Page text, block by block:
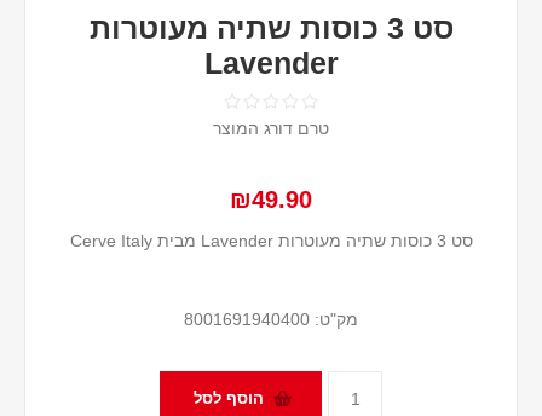
סט 3 כוסות שתיה מעוטרות
Lavender
טרם דורג המוצר
₪49.90
סט 3 כוסות שתיה מעוטרות Lavender מבית Cerve Italy
מק"ט: 8001691940400